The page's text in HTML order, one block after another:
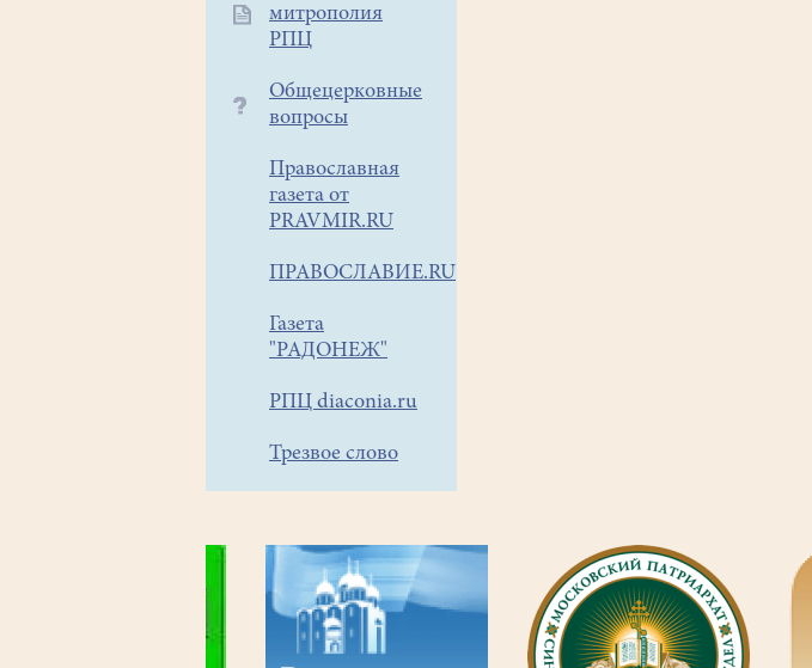
митрополия
РПЦ
Общецерковные
вопросы
Православная
газета от
PRAVMIR.RU
ПРАВОСЛАВИЕ.RU
Газета
"РАДОНЕЖ"
РПЦ diaconia.ru
Трезвое слово